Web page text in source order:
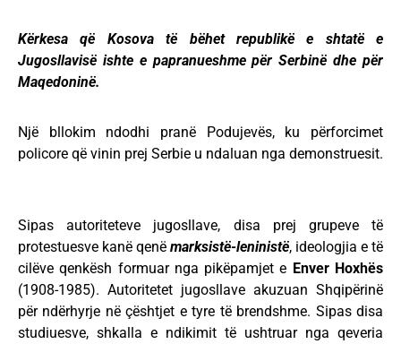
Kërkesa që Kosova të bëhet republikë e shtatë e
Jugosllavisë ishte e papranueshme për Serbinë dhe për
Maqedoninë.
Një bllokim ndodhi pranë Podujevës, ku përforcimet
policore që vinin prej Serbie u ndaluan nga demonstruesit.
Sipas autoriteteve jugosllave, disa prej grupeve të
protestuesve kanë qenë marksistë-leninistë, ideologjia e të
cilëve qenkësh formuar nga pikëpamjet e Enver Hoxhës
(1908-1985). Autoritetet jugosllave akuzuan Shqipërinë
për ndërhyrje në çështjet e tyre të brendshme. Sipas disa
studiuesve, shkalla e ndikimit të ushtruar nga qeveria